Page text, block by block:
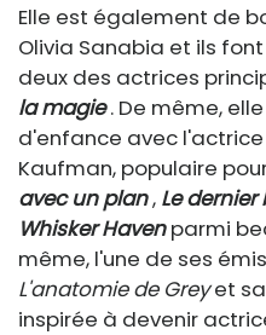
Elle est également de
Olivia Sanabia et ils
deux des actrices
la magie . De même,
d'enfance avec
Kaufman, populaire
avec un plan, Le
Whisker Haven parmi
même, l'une de ses
L'anatomie de Greyet
inspirée à devenir